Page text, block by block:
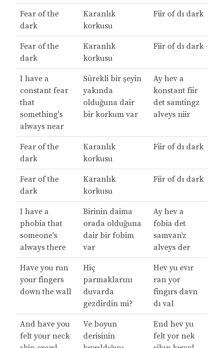
Fear of the
dark
Karanlık
korkusu
Fiir of dı dark
Fear of the
dark
Karanlık
korkusu
Fiir of dı dark
I have a
constant fear
that
something's
always near
Sürekli bir şeyin
yakında
olduğuna dair
bir korkum var
Ay hev a
konstant fiir
det samtingz
alveys niir
Fear of the
dark
Karanlık
korkusu
Fiir of dı dark
Fear of the
dark
Karanlık
korkusu
Fiir of dı dark
I have a
phobia that
someone's
always there
Birinin daima
orada olduğuna
dair bir fobim
var
Ay hev a
fobia det
samvan’z
alveys der
Have you run
your fingers
down the wall
Hiç
parmaklarını
duvarda
gezdirdin mi?
Hev yu evır
ran yor
fingırs davn
dı val
And have you
felt your neck
Ve boyun
derisinin
End hev yu
felt yor nek